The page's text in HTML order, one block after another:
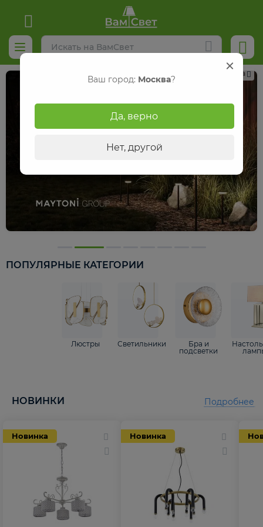
Реклама
ПОПУЛЯРНЫЕ КАТЕГОРИИ
Люстры Светильники
Бра и
подсветки
НОВИНКИ
Новинка Новинка
Подробнее
Ваш город: Москва?
Да, верно
Нет, другой